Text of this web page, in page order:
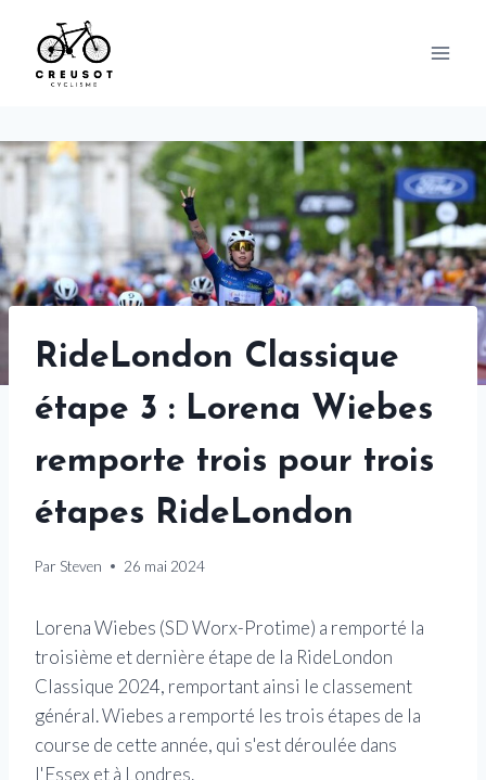
content
RideLondon Classique
étape 3 : Lorena Wiebes
remporte trois pour trois
étapes RideLondon
Par Steven 26 mai 2024
Lorena Wiebes (SD Worx-Protime) a remporté la
troisième et dernière étape de la RideLondon
Classique 2024, remportant ainsi le classement
général. Wiebes a remporté les trois étapes de la
course de cette année, qui s'est déroulée dans
l'Essex et à Londres.